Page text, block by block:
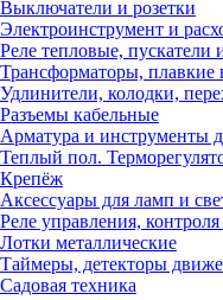
Выключатели и розетки
Электроинструмент и
Реле тепловые, пускатели
Трансформаторы, плавкие
Удлинители, колодки,
Разъемы кабельные
Арматура и инструменты
Теплый пол.
Крепёж
Аксессуары для ламп и
Реле управления,
Лотки металлические
Таймеры, детекторы
Садовая техника